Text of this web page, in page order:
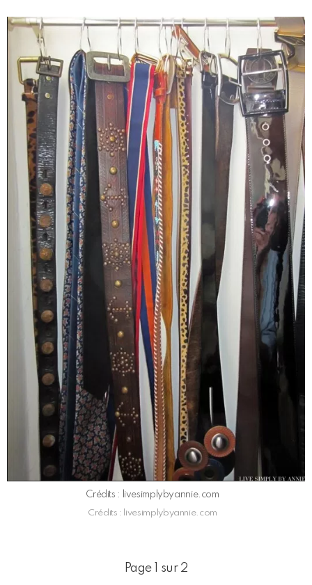
Crédits : livesimplybyannie.com
Crédits : livesimplybyannie.com
Page 1 sur 2